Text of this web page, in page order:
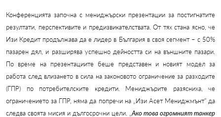
Конференцията започна с мениджърски презентации за постигнатите
резултати, перспективите и предизвикателствата. От тях стана ясно, че
Изи Кредит продължава да е лидер в България в своя сегмент – с 50%
пазарен дял, и разширява успешно дейността си на външните пазари.
По време на презентациите беше представен и новият модел за
работа след влизането в сила на законовото ограничение за разходите
(ГПР) по потребителските кредити. Мениджърите разясниха, че
ограничението за ГПР, няма да попречи на „Изи Асет Мениджмънт” да
следва своята мисия и дългосрочни цели. „Ако това огромният танкер